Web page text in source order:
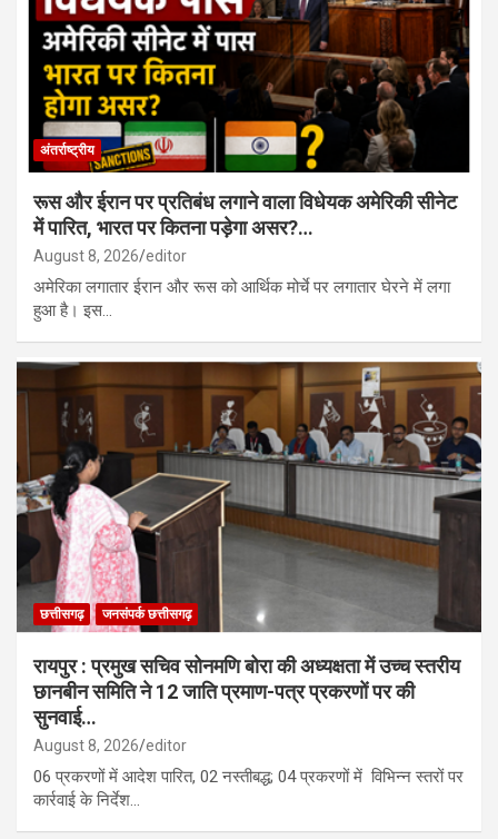
अंतर्राष्ट्रीय
रूस और ईरान पर प्रतिबंध लगाने वाला विधेयक अमेरिकी सीनेट
में पारित, भारत पर कितना पड़ेगा असर?…
August 8, 2026 editor
अमेरिका लगातार ईरान और रूस को आर्थिक मोर्चे पर लगातार घेरने में लगा
हुआ है। इस…
छत्तीसगढ़ जनसंपर्क छत्तीसगढ़
रायपुर : प्रमुख सचिव सोनमणि बोरा की अध्यक्षता में उच्च स्तरीय
छानबीन समिति ने 12 जाति प्रमाण-पत्र प्रकरणों पर की
सुनवाई…
August 8, 2026 editor
06 प्रकरणों में आदेश पारित, 02 नस्तीबद्ध; 04 प्रकरणों में विभिन्न स्तरों पर
कार्रवाई के निर्देश…